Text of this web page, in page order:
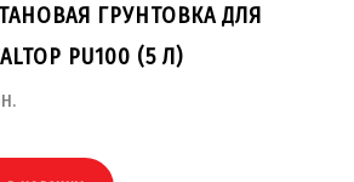
ГРУНТОВКА ДЛЯ
PU100 (5 Л)